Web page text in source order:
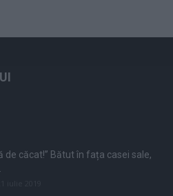
de căcat!” Bătut în fața casei sale,